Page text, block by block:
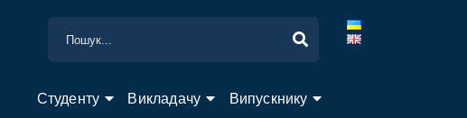
Студенту Викладачу Випускнику